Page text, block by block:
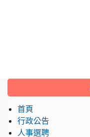
:::
首頁
行政公告
人事選聘